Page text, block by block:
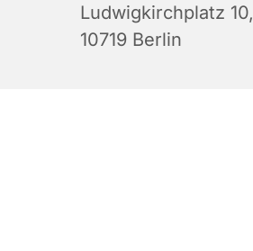
Ludwigkirchplatz 10,
10719 Berlin